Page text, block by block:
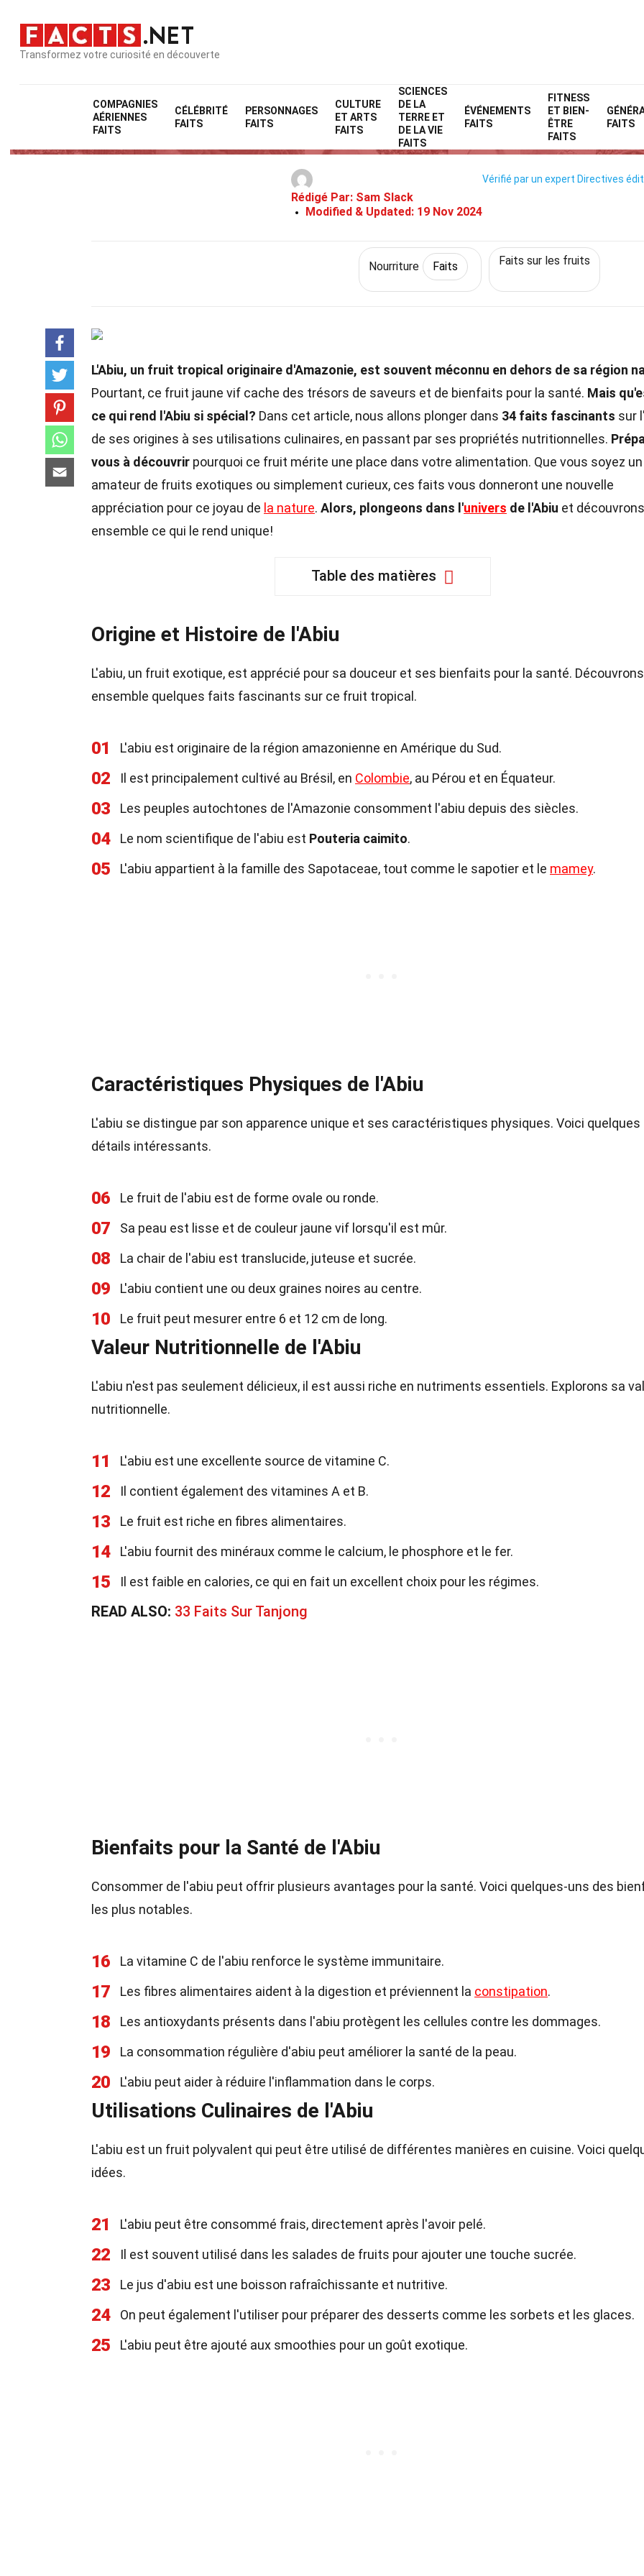
Transformez votre curiosité en découverte
COMPAGNIES
AÉRIENNES
FAITS
CÉLÉBRITÉ
FAITS
PERSONNAGES
FAITS
CULTURE
ET ARTS
FAITS
SCIENCES
DE LA
TERRE ET
DE LA VIE
FAITS
ÉVÉNEMENTS
FAITS
FITNESS
ET BIEN-
ÊTRE
FAITS
FAITS
Home Style de vie NourritureFaits
34 Faits Sur Abiu
Rédigé Par: Sam Slack
Modified & Updated: 19 Nov 2024
Vérifié par un expert Directives
Nourriture Faits Faits sur les fruits
L'Abiu, un fruit tropical originaire d'Amazonie, est souvent méconnu en dehors de sa région
Pourtant, ce fruit jaune vif cache des trésors de saveurs et de bienfaits pour la santé. Mais
ce qui rend l'Abiu si spécial? Dans cet article, nous allons plonger dans 34 faits fascinants sur
de ses origines à ses utilisations culinaires, en passant par ses propriétés nutritionnelles.
vous à découvrir pourquoi ce fruit mérite une place dans votre alimentation. Que vous soyez un
amateur de fruits exotiques ou simplement curieux, ces faits vous donneront une nouvelle
appréciation pour ce joyau de la nature. Alors, plongeons dans l'univers de l'Abiu et découvrons
ensemble ce qui le rend unique!
Table des matières
Origine et Histoire de l'Abiu
L'abiu, un fruit exotique, est apprécié pour sa douceur et ses bienfaits pour la santé. Découvrons
ensemble quelques faits fascinants sur ce fruit tropical.
01 L'abiu est originaire de la région amazonienne en Amérique du Sud.
02 Il est principalement cultivé au Brésil, en Colombie, au Pérou et en Équateur.
03 Les peuples autochtones de l'Amazonie consomment l'abiu depuis des siècles.
04 Le nom scientifique de l'abiu est Pouteria caimito.
05 L'abiu appartient à la famille des Sapotaceae, tout comme le sapotier et le mamey.
Caractéristiques Physiques de l'Abiu
L'abiu se distingue par son apparence unique et ses caractéristiques physiques. Voici quelques
détails intéressants.
06 Le fruit de l'abiu est de forme ovale ou ronde.
07 Sa peau est lisse et de couleur jaune vif lorsqu'il est mûr.
08 La chair de l'abiu est translucide, juteuse et sucrée.
09 L'abiu contient une ou deux graines noires au centre.
10 Le fruit peut mesurer entre 6 et 12 cm de long.
Valeur Nutritionnelle de l'Abiu
L'abiu n'est pas seulement délicieux, il est aussi riche en nutriments essentiels. Explorons sa
nutritionnelle.
11 L'abiu est une excellente source de vitamine C.
12 Il contient également des vitamines A et B.
13 Le fruit est riche en fibres alimentaires.
14 L'abiu fournit des minéraux comme le calcium, le phosphore et le fer.
15 Il est faible en calories, ce qui en fait un excellent choix pour les régimes.
READ ALSO: 33 Faits Sur Tanjong
Bienfaits pour la Santé de l'Abiu
Consommer de l'abiu peut offrir plusieurs avantages pour la santé. Voici quelques-uns des
les plus notables.
16 La vitamine C de l'abiu renforce le système immunitaire.
17 Les fibres alimentaires aident à la digestion et préviennent la constipation.
18 Les antioxydants présents dans l'abiu protègent les cellules contre les dommages.
19 La consommation régulière d'abiu peut améliorer la santé de la peau.
20 L'abiu peut aider à réduire l'inflammation dans le corps.
Utilisations Culinaires de l'Abiu
L'abiu est un fruit polyvalent qui peut être utilisé de différentes manières en cuisine. Voici
idées.
21 L'abiu peut être consommé frais, directement après l'avoir pelé.
22 Il est souvent utilisé dans les salades de fruits pour ajouter une touche sucrée.
23 Le jus d'abiu est une boisson rafraîchissante et nutritive.
24 On peut également l'utiliser pour préparer des desserts comme les sorbets et les glaces.
25 L'abiu peut être ajouté aux smoothies pour un goût exotique.